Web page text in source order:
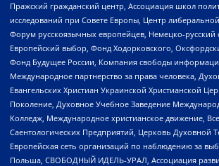
Пражский гражданский центр, Ассоциация школ
исследований при Совете Европы, Центр
Форум русскоязычных европейцев, Немецко-русский
Европейский выбор, Фонд Ходорковского,
Фонд Будущее России, Компания свободы
Международное партнерство за права человека,
Евангельских Христиан Украинской Христианской
Поколение, Духовное Учебное Заведение
Колледж, Международное христианское движение,
Саентологических Предприятий, Церковь Духовной
Европейская сеть организаций по наблюдению за
Польша, СВОБОДНЫЙ ИДЕЛЬ-УРАЛ, Ассоциация